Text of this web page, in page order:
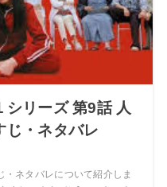
シリーズ 第9話 人
じ・ネタバレ
ネタバレについて紹介しま